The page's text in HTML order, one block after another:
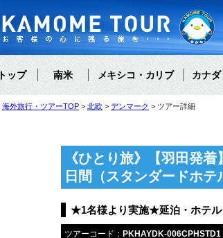
トップ 南米 メキシコ・カリブ カナ
海外旅行・ツアーTOP 北欧 デンマーク ツアー詳細
《ひとり旅》【羽田発
日間（スタンダードホテ
★1名様より実施★延泊・ホテル
ツアーコード： PKHAYDK-006CPHSTD1